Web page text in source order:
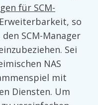
für SCM-
so
SCM-Manager
Sei
NAS
mit
Diensten. Um